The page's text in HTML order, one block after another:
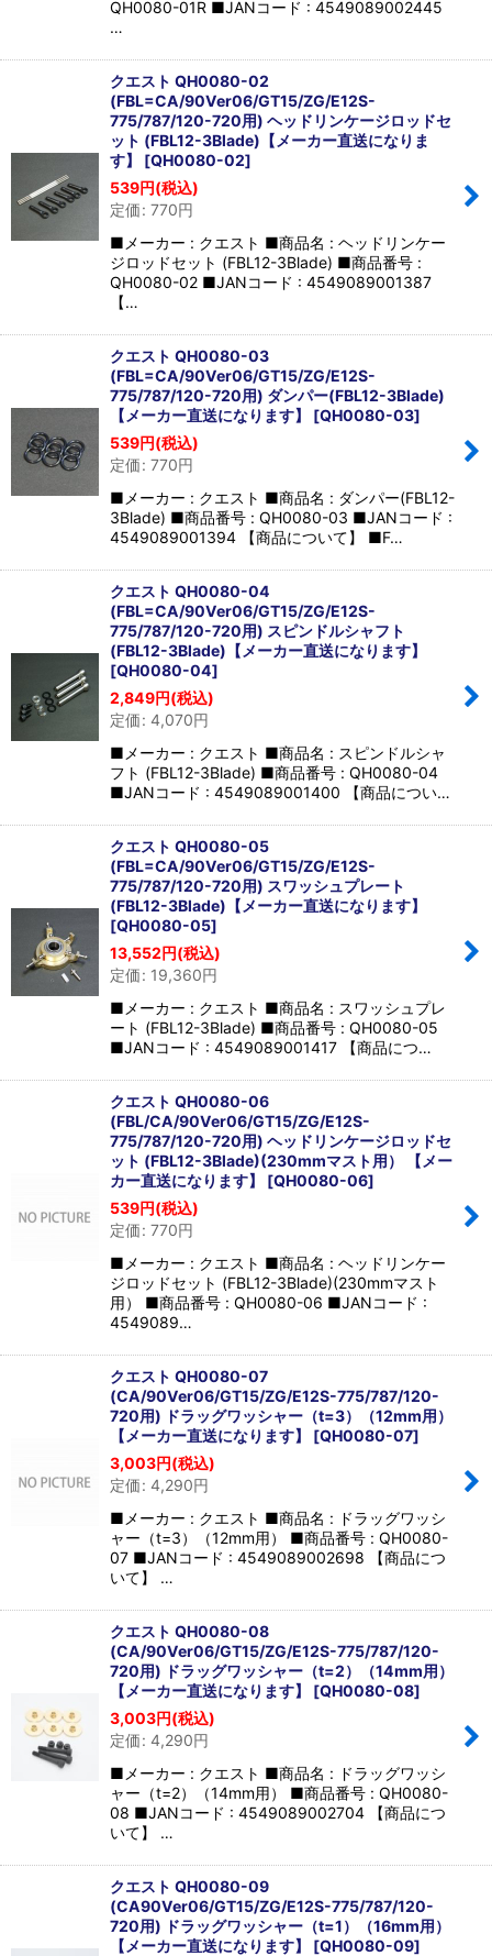
QH0080-01R ■JANコード : 4549089002445
…
クエスト QH0080-02
(FBL=CA/90Ver06/GT15/ZG/E12S-
775/787/120-720用) ヘッドリンケージロッドセ
ット (FBL12-3Blade)【メーカー直送になりま
す】
[QH0080-02]
539円(税込)
定価: 770円
■メーカー : クエスト ■商品名 : ヘッドリンケー
ジロッドセット (FBL12-3Blade) ■商品番号 :
QH0080-02 ■JANコード : 4549089001387
【…
クエスト QH0080-03
(FBL=CA/90Ver06/GT15/ZG/E12S-
775/787/120-720用) ダンパー(FBL12-3Blade)
【メーカー直送になります】 [QH0080-03]
539円(税込)
定価: 770円
■メーカー : クエスト ■商品名 : ダンパー(FBL12-
3Blade) ■商品番号 : QH0080-03 ■JANコード :
4549089001394 【商品について】 ■F…
クエスト QH0080-04
(FBL=CA/90Ver06/GT15/ZG/E12S-
775/787/120-720用) スピンドルシャフト
(FBL12-3Blade)【メーカー直送になります】
[QH0080-04]
2,849円(税込)
定価: 4,070円
■メーカー : クエスト ■商品名 : スピンドルシャ
フト (FBL12-3Blade) ■商品番号 : QH0080-04
■JANコード : 4549089001400 【商品につい…
クエスト QH0080-05
(FBL=CA/90Ver06/GT15/ZG/E12S-
775/787/120-720用) スワッシュプレート
(FBL12-3Blade)【メーカー直送になります】
[QH0080-05]
13,552円(税込)
定価: 19,360円
■メーカー : クエスト ■商品名 : スワッシュプレ
ート (FBL12-3Blade) ■商品番号 : QH0080-05
■JANコード : 4549089001417 【商品につ…
クエスト QH0080-06
(FBL/CA/90Ver06/GT15/ZG/E12S-
775/787/120-720用) ヘッドリンケージロッドセ
ット (FBL12-3Blade)(230mmマスト用） 【メー
カー直送になります】 [QH0080-06]
539円(税込)
定価: 770円
■メーカー : クエスト ■商品名 : ヘッドリンケー
ジロッドセット (FBL12-3Blade)(230mmマスト
用） ■商品番号 : QH0080-06 ■JANコード :
4549089…
クエスト QH0080-07
(CA/90Ver06/GT15/ZG/E12S-775/787/120-
720用) ドラッグワッシャー（t=3）（12mm用）
【メーカー直送になります】 [QH0080-07]
3,003円(税込)
定価: 4,290円
■メーカー : クエスト ■商品名 : ドラッグワッシ
ャー（t=3）（12mm用） ■商品番号 : QH0080-
07 ■JANコード : 4549089002698 【商品につ
いて】 …
クエスト QH0080-08
(CA/90Ver06/GT15/ZG/E12S-775/787/120-
720用) ドラッグワッシャー（t=2）（14mm用）
【メーカー直送になります】 [QH0080-08]
3,003円(税込)
定価: 4,290円
■メーカー : クエスト ■商品名 : ドラッグワッシ
ャー（t=2）（14mm用） ■商品番号 : QH0080-
08 ■JANコード : 4549089002704 【商品につ
いて】 …
クエスト QH0080-09
(CA90Ver06/GT15/ZG/E12S-775/787/120-
720用) ドラッグワッシャー（t=1）（16mm用）
【メーカー直送になります】 [QH0080-09]